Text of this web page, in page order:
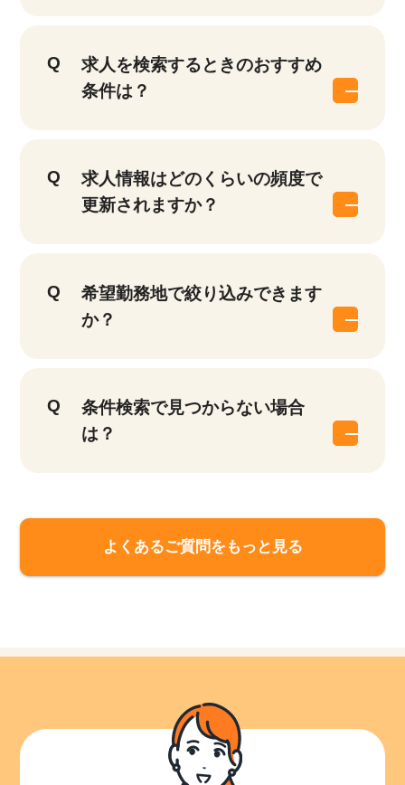
求人を検索するときのおすすめ
条件は？
求人情報はどのくらいの頻度で
更新されますか？
希望勤務地で絞り込みできます
か？
条件検索で見つからない場合
は？
よくあるご質問をもっと見る